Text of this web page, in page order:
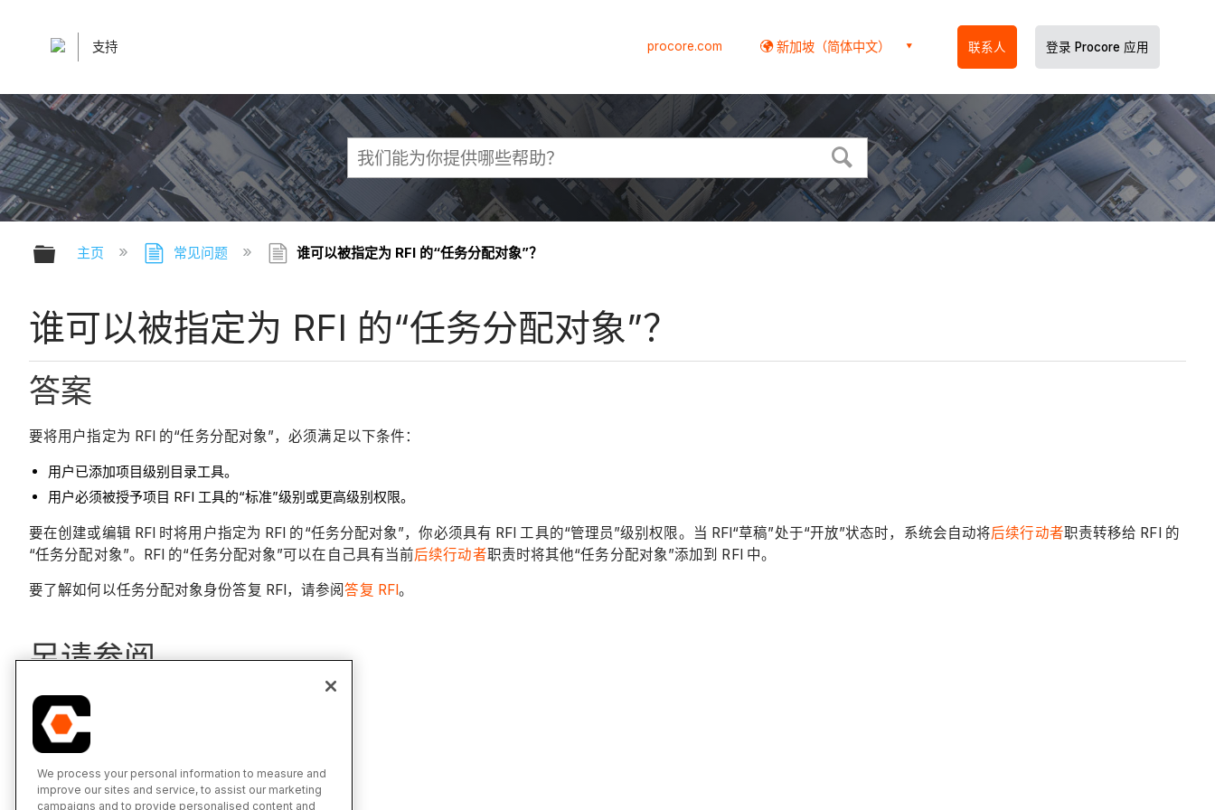
支持 procore.com 新加坡（简体中文） 联系人 登录 Procore 应用
扩展/隐缩全局层次
主页 常见问题 谁可以被指定为 RFI 的“任务分配对象”？
谁可以被指定为 RFI 的“任务分配对象”？
答案
要将用户指定为 RFI 的“任务分配对象”，必须满足以下条件：
用户已添加项目级别目录工具。
用户必须被授予项目 RFI 工具的“标准”级别或更高级别权限。
要在创建或编辑 RFI 时将用户指定为 RFI 的“任务分配对象”，你必须具有 RFI 工具的“管理员”级别权限。当 RFI“草稿”处于“开放”状态时，系统会自动将后续行动者职责转移给 RFI 的
“任务分配对象”。RFI 的“任务分配对象”可以在自己具有当前后续行动者职责时将其他“任务分配对象”添加到 RFI 中。
要了解如何以任务分配对象身份答复 RFI，请参阅答复 RFI。
另请参阅
创建 RFI
作为 RFI 任务分配对象为 RFI 添加任务分配对象
答复 RFI
We process your personal information to measure and
improve our sites and service, to assist our marketing
campaigns and to provide personalised content and